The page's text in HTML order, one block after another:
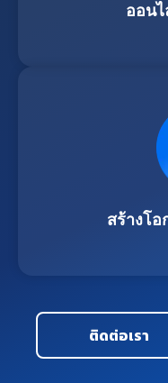
ออนไ
สร้างโอ
ติดต่อเรา